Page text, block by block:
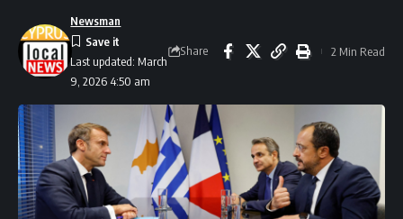
Last updated: March
9, 2026 4:50 am
Newsman
Share 2 Min Read